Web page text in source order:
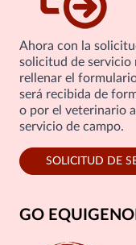
Ahora con la
solicitud de servicio
rellenar el
será recibida de
o por el veterinario
servicio de campo.
SOLICITUD DE
GO